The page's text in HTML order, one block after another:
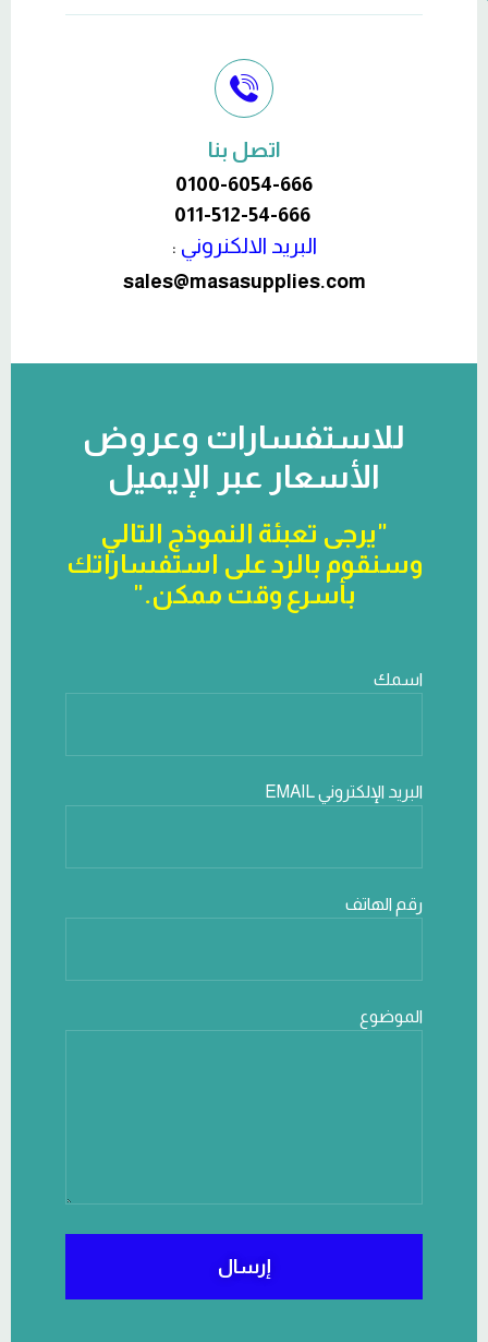
اتصل بنا
0100-6054-666
011-512-54-666
البريد الالكنروني :
sales@masasupplies.com
للاستفسارات وعروض
الأسعار عبر الإيميل
"يرجى تعبئة النموذج التالي
وسنقوم بالرد على استفساراتك
بأسرع وقت ممكن."
اسمك
البريد الإلكتروني EMAIL
رقم الهاتف
الموضوع
إرسال